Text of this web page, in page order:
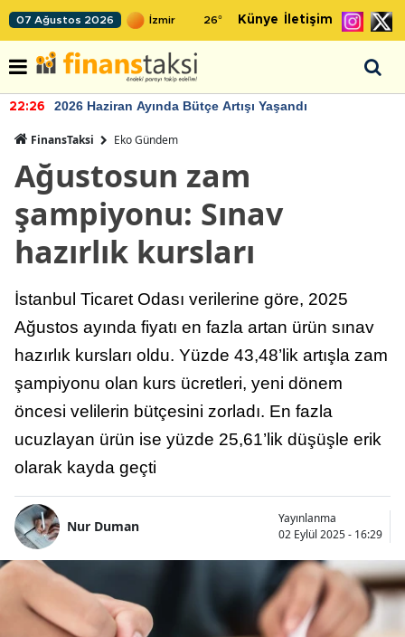
07 Ağustos 2026 26° Künye İletişim
22:26 2026 Haziran Ayında Bütçe Artışı Yaşandı
FinansTaksi Eko Gündem
Ağustosun zam
şampiyonu: Sınav
hazırlık kursları
İstanbul Ticaret Odası verilerine göre, 2025
Ağustos ayında fiyatı en fazla artan ürün sınav
hazırlık kursları oldu. Yüzde 43,48’lik artışla zam
şampiyonu olan kurs ücretleri, yeni dönem
öncesi velilerin bütçesini zorladı. En fazla
ucuzlayan ürün ise yüzde 25,61’lik düşüşle erik
olarak kayda geçti
Nur Duman
Yayınlanma
02 Eylül 2025 - 16:29